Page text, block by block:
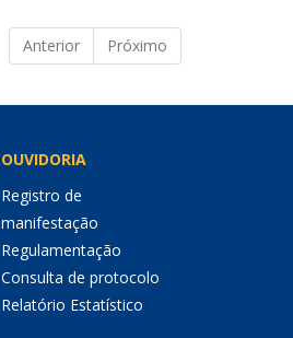
Anterior
Próximo
OUVIDORIA
Registro de
manifestação
Regulamentação
Consulta de protocolo
Relatório Estatístico